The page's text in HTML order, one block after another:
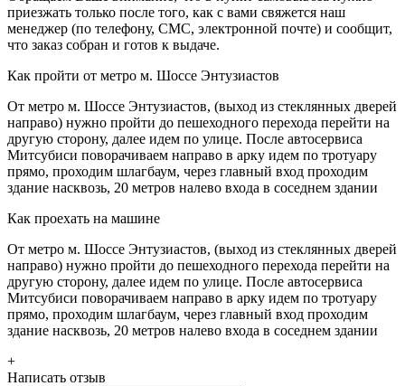
приезжать только после того, как с вами свяжется наш
менеджер (по телефону, СМС, электронной почте) и сообщит,
что заказ собран и готов к выдаче.
Как пройти от метро м. Шоссе Энтузиастов
От метро м. Шоссе Энтузиастов, (выход из стеклянных дверей
направо) нужно пройти до пешеходного перехода перейти на
другую сторону, далее идем по улице. После автосервиса
Митсубиси поворачиваем направо в арку идем по тротуару
прямо, проходим шлагбаум, через главный вход проходим
здание насквозь, 20 метров налево входа в соседнем здании
Как проехать на машине
От метро м. Шоссе Энтузиастов, (выход из стеклянных дверей
направо) нужно пройти до пешеходного перехода перейти на
другую сторону, далее идем по улице. После автосервиса
Митсубиси поворачиваем направо в арку идем по тротуару
прямо, проходим шлагбаум, через главный вход проходим
здание насквозь, 20 метров налево входа в соседнем здании
+
Написать отзыв